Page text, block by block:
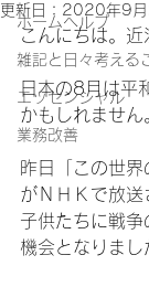
ホームヘルプ
雑記と日々考える
エッセンシャル
業務改善
更新日： 2020年9月
こんにちは。近
日本の8月は平
かもしれません
昨日「この世
がＮＨＫで放送
子供たちに戦
機会となりまし